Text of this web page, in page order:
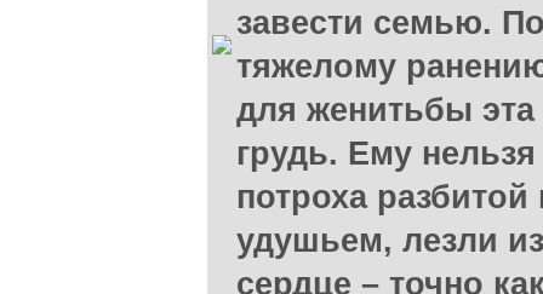
завести семью.
тяжелому
для женитьбы
грудь. Ему
потроха
удушьем, лезли
сердце – точно